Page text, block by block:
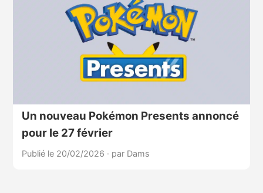
Un nouveau Pokémon Presents annoncé
pour le 27 février
Publié le 20/02/2026 · par Dams